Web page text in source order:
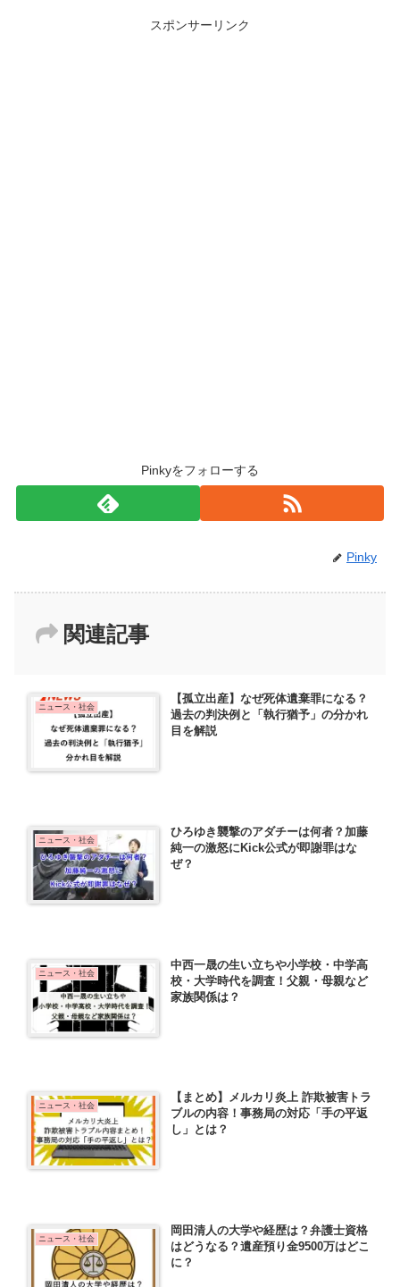
スポンサーリンク
Pinkyをフォローする
Pinky
関連記事
ニュース・社会
【孤立出産】なぜ死体遺棄罪になる？
過去の判決例と「執行猶予」の分かれ
目を解説
ニュース・社会
ひろゆき襲撃のアダチーは何者？加藤
純一の激怒にKick公式が即謝罪はな
ぜ？
ニュース・社会
中西一晟の生い立ちや小学校・中学高
校・大学時代を調査！父親・母親など
家族関係は？
ニュース・社会
【まとめ】メルカリ炎上 詐欺被害トラ
ブルの内容！事務局の対応「手の平返
し」とは？
ニュース・社会
岡田清人の大学や経歴は？弁護士資格
はどうなる？遺産預り金9500万はどこ
に？